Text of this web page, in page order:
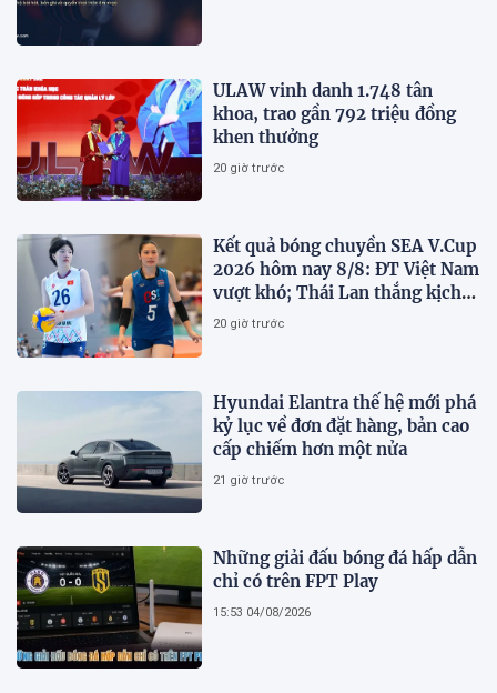
ULAW vinh danh 1.748 tân
khoa, trao gần 792 triệu đồng
khen thưởng
20 giờ trước
Kết quả bóng chuyền SEA V.Cup
2026 hôm nay 8/8: ĐT Việt Nam
vượt khó; Thái Lan thắng kịch
tính
20 giờ trước
Hyundai Elantra thế hệ mới phá
kỷ lục về đơn đặt hàng, bản cao
cấp chiếm hơn một nửa
21 giờ trước
Những giải đấu bóng đá hấp dẫn
chỉ có trên FPT Play
15:53 04/08/2026